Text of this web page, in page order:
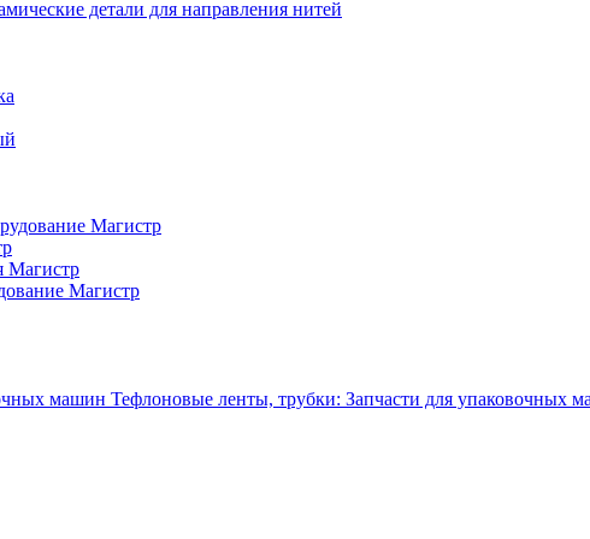
детали для направления нитей
Магистр
Магистр
Магистр
Тефлоновые ленты, трубки: Запчасти для упаковочных